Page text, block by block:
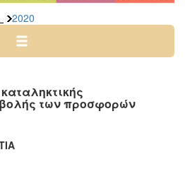
2020
των προσφορών